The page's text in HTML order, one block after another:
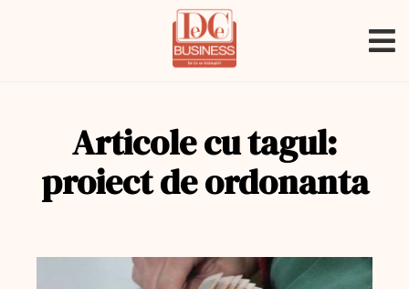
Articole cu tagul:
proiect de ordonanta